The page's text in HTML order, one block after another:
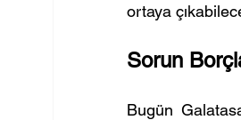
ortaya
Sorun
Bugün